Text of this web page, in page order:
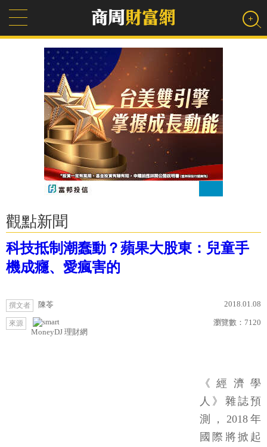
觀點新聞
科技抵制潮蠢動？蘋果大股東：兒童手
機成癮、愛瘋害的
撰文者 陳苓 2018.01.08
來源
MoneyDJ 理財網
瀏覽數： 7120
《經濟學
人》雜誌預
測，2018年
國際將掀起